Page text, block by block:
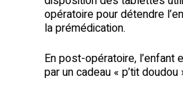
opératoire pour détendre
la prémédication.
En post-opératoire, l’enfant
par un cadeau « p’tit doudou